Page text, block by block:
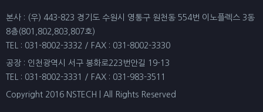
본사 : (우) 443-823 경기도 수원시 영통구 원천동 554번 이노플렉스 3동
8층(801,802,803,807호)
TEL : 031-8002-3332 / FAX : 031-8002-3330
공장 : 인천광역시 서구 봉화로223번안길 19-13
TEL : 031-8002-3331 / FAX : 031-983-3511
Copyright 2016 NSTECH | All Rights Reserved